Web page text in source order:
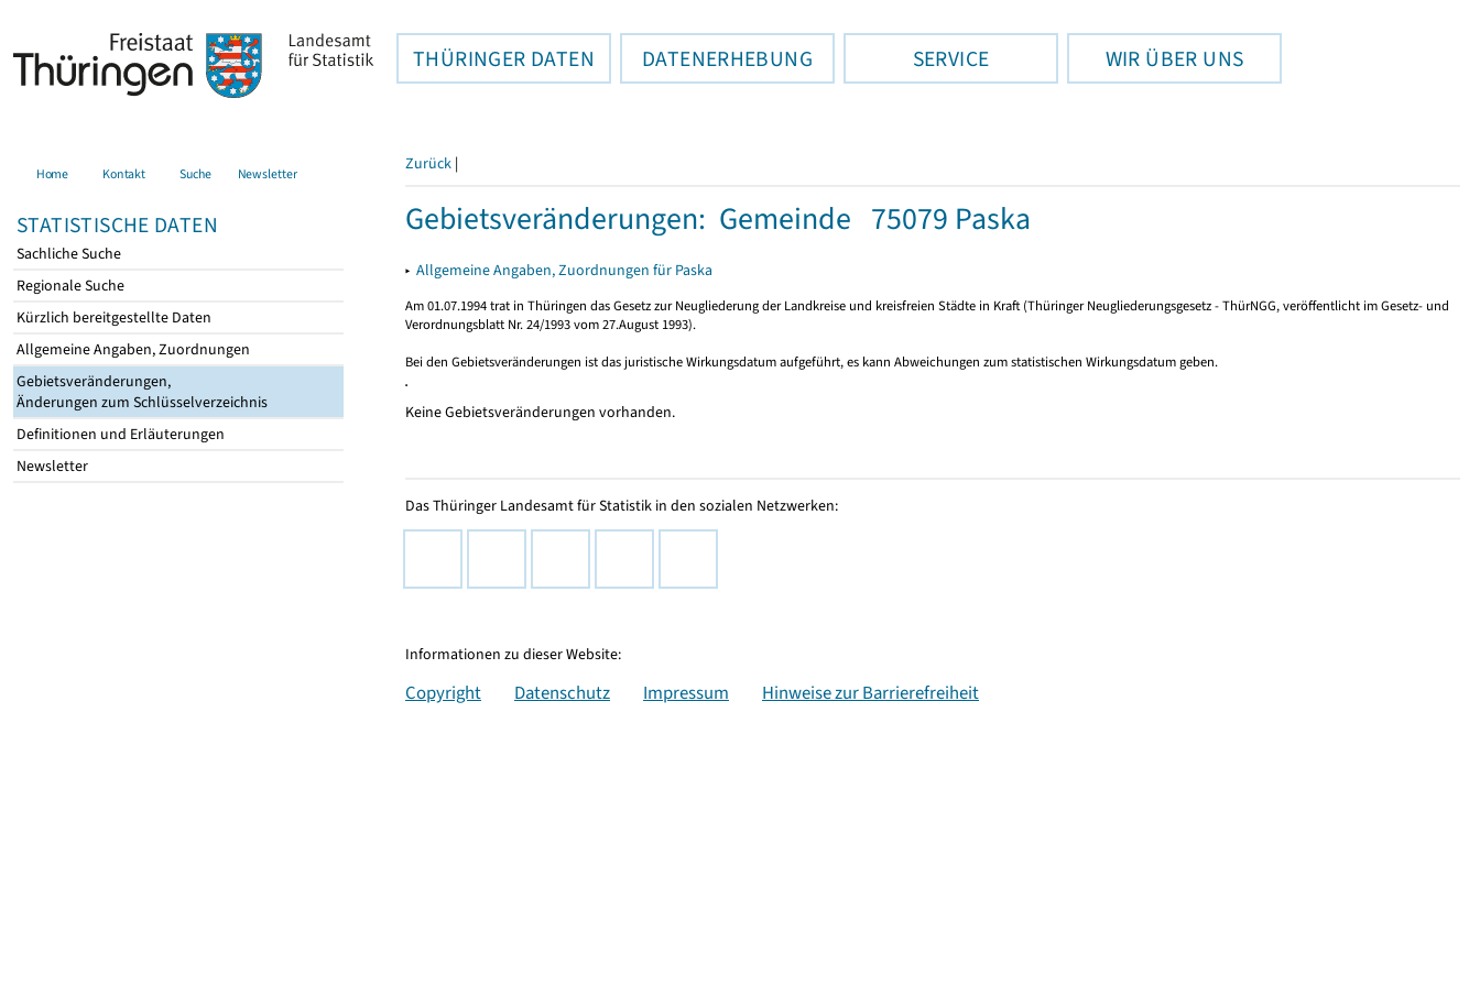
THÜRINGER DATEN DATENERHEBUNG SERVICE WIR ÜBER UNS
Home Kontakt Suche Newsletter
STATISTISCHE DATEN
Sachliche Suche
Regionale Suche
Kürzlich bereitgestellte Daten
Allgemeine Angaben, Zuordnungen
Gebietsveränderungen,
Änderungen zum Schlüsselverzeichnis
Definitionen und Erläuterungen
Newsletter
Zurück |
Gebietsveränderungen: Gemeinde 75079 Paska
▸ Allgemeine Angaben, Zuordnungen für Paska
Am 01.07.1994 trat in Thüringen das Gesetz zur Neugliederung der Landkreise und kreisfreien Städte in Kraft (Thüringer Neugliederungsgesetz - ThürNGG, veröffentlicht im Gesetz- und
Verordnungsblatt Nr. 24/1993 vom 27.August 1993).
Bei den Gebietsveränderungen ist das juristische Wirkungsdatum aufgeführt, es kann Abweichungen zum statistischen Wirkungsdatum geben.
Keine Gebietsveränderungen vorhanden.
Das Thüringer Landesamt für Statistik in den sozialen Netzwerken:
Informationen zu dieser Website:
Copyright Datenschutz Impressum Hinweise zur Barrierefreiheit